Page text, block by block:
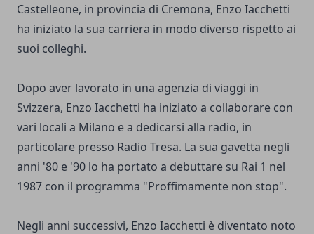
Castelleone, in provincia di Cremona, Enzo Iacchetti
ha iniziato la sua carriera in modo diverso rispetto ai
suoi colleghi.
Dopo aver lavorato in una agenzia di viaggi in
Svizzera, Enzo Iacchetti ha iniziato a collaborare con
vari locali a Milano e a dedicarsi alla radio, in
particolare presso Radio Tresa. La sua gavetta negli
anni '80 e '90 lo ha portato a debuttare su Rai 1 nel
1987 con il programma "Proffimamente non stop".
Negli anni successivi, Enzo Iacchetti è diventato noto